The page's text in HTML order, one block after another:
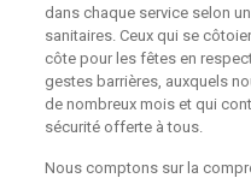
dans chaque service selon
sanitaires. Ceux qui se
côte pour les fêtes en
gestes barrières, auxquels
de nombreux mois et qui
sécurité offerte à tous.
Nous comptons sur la